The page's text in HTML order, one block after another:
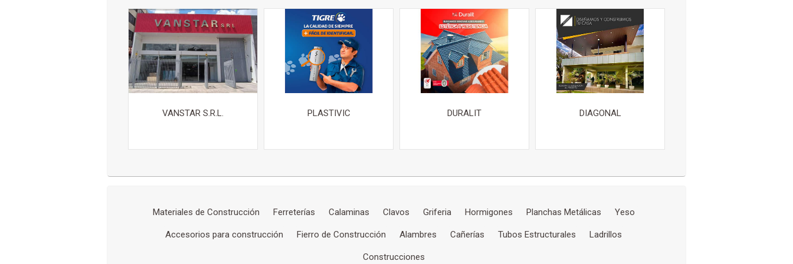
VANSTAR S.R.L. PLASTIVIC DURALIT DIAGONAL
Materiales de Construcción Ferreterías Calaminas Clavos Griferia Hormigones Planchas Metálicas Yeso
Accesorios para construcción Fierro de Construcción Alambres Cañerías Tubos Estructurales Ladrillos
Construcciones